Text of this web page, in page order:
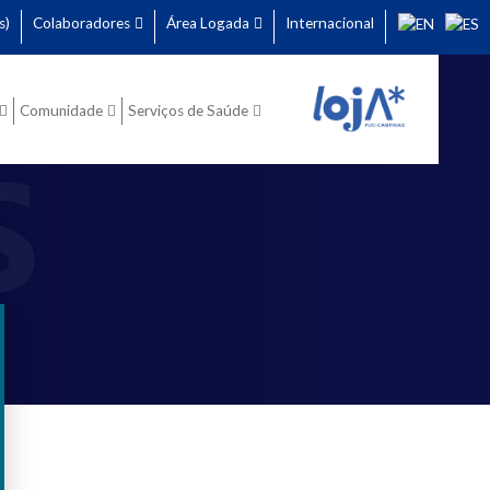
Colaboradores Área Logada Internacional
Comunidade Serviços de Saúde